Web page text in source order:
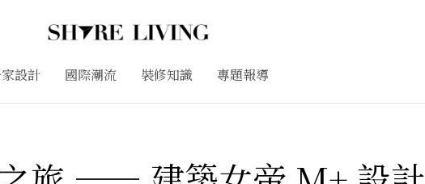
設計 國際潮流 裝修知識 專題報導